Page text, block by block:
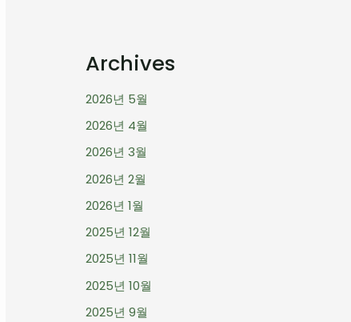
Archives
2026년 5월
2026년 4월
2026년 3월
2026년 2월
2026년 1월
2025년 12월
2025년 11월
2025년 10월
2025년 9월